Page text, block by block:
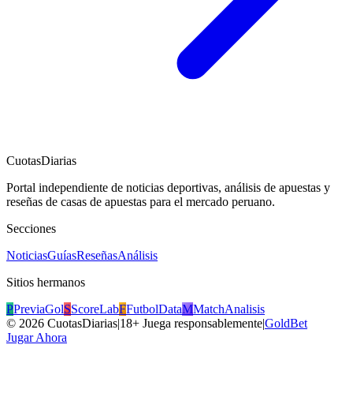
CuotasDiarias
Portal independiente de noticias deportivas, análisis de apuestas y
reseñas de casas de apuestas para el mercado peruano.
Secciones
NoticiasGuíasReseñasAnálisis
Sitios hermanos
PPreviaGolSScoreLabFFutbolDataMMatchAnalisis
© 2026 CuotasDiarias|18+ Juega responsablemente|GoldBet
Jugar Ahora